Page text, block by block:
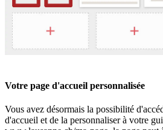
Votre page d'accueil personnalisée
Vous avez désormais la possibilité
d'accueil et de la personnaliser à votre